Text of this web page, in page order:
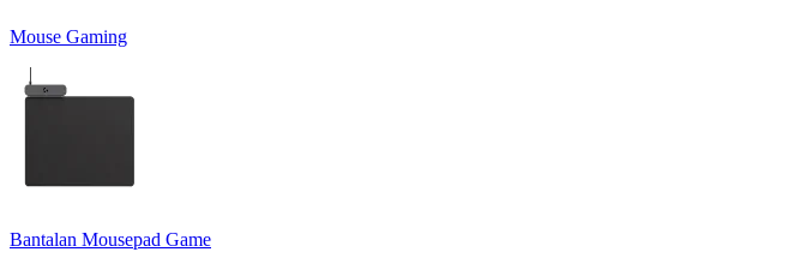
Mouse Gaming
Bantalan Mousepad Game